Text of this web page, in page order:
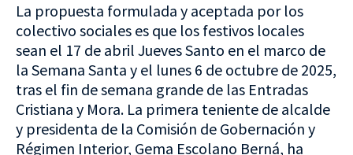
La propuesta formulada y aceptada por los
colectivo sociales es que los festivos locales
sean el 17 de abril Jueves Santo en el marco de
la Semana Santa y el lunes 6 de octubre de 2025,
tras el fin de semana grande de las Entradas
Cristiana y Mora. La primera teniente de alcalde
y presidenta de la Comisión de Gobernación y
Régimen Interior, Gema Escolano Berná, ha